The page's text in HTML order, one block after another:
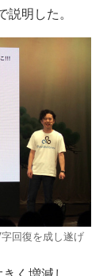
説明した。
回復を成し遂げ